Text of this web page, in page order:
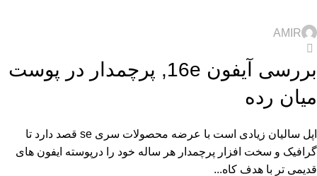
AMIR
بررسی آیفون 16e, پرچمدار در پوست
میان رده
اپل سالیان زیادی است با عرضه محصولات سری se قصد دارد تا
گرافیک و سخت افزار پرچمدار هر ساله خود را درپوسته ایفون های
قدیمی تر با هدف کاه...